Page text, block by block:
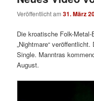
Veröffentlicht am31. März
Die kroatische Folk-
„Nightmare“
Single. Manntras
August.